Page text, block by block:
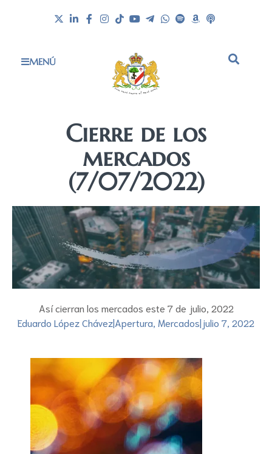
MENÚ
Cierre de los
mercados
(7/07/2022)
Así cierran los mercados este 7 de julio, 2022
Eduardo López Chávez|Apertura, Mercados|julio 7, 2022